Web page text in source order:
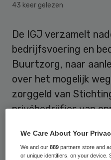
43 keer gelezen
De IGJ verzamelt
bedrijfsvoering en
Buurtzorg, naar
over het mogelijk
zorggeld van
privébedrijfjes van
Volksgezondheid op
antwoord op
We Care About Your
We and our889 partners store and
or unique identifiers, on your device.